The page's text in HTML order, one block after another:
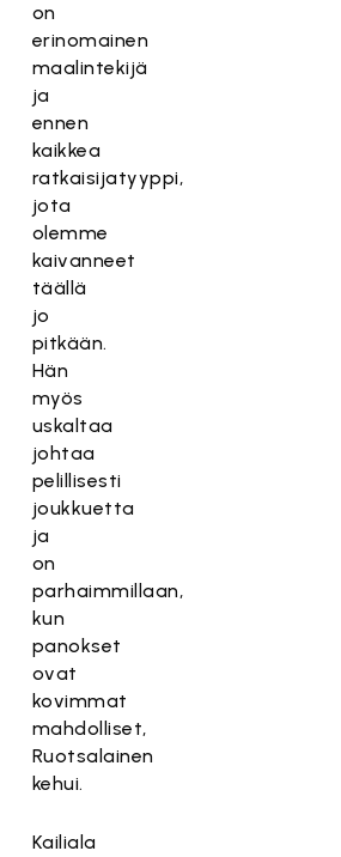
on
erinomainen
maalintekijä
ja
ennen
kaikkea
ratkaisijatyyppi,
jota
olemme
kaivanneet
täällä
jo
pitkään.
Hän
myös
uskaltaa
johtaa
pelillisesti
joukkuetta
ja
on
parhaimmillaan,
kun
panokset
ovat
kovimmat
mahdolliset,
Ruotsalainen
kehui.
Kailiala